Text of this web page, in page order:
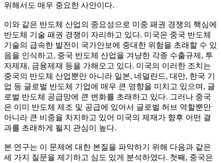
위해서도 매우 중요한 사안이다.
이와 같은 반도체 산업의 중요성으로 미중 패권 경쟁의 핵심에
반도체 기술 패권 경쟁이 자리하고 있다. 미국은 중국 반도체
기술의 급속한 발전이 국가안보에 중대한 위험을 초래할 수 있
음을 인식하고, 중국 반도체 산업을 겨냥한 각종 수출규제, 투
자제재, 금융제재 등을 가해오고 있다. 미국의 이러한 조치는
중국의 반도체 산업뿐만 아니라 일본, 네덜란드, 대만, 한국 기
업 등 글로벌 반도체 기업에 매우 큰 영향을 미치고 있으며, 글
로벌 반도체 공급망에 큰 변화를 초래하고 있다. 그러나 중국
은 이미 반도체 제조 및 공급에 있어서 글로벌 허브 역할뿐만
아니라 큰 비중을 차지하고 있어 미국의 제재가 향후 어떤 결
과를 초래하게 될지 관심이 높다.
본 연구는 이 문제에 대한 본질을 파악하기 위해 다음과 같은
세 가지 질문을 제기하고 심도 있게 분석하였다. 첫째, 중국은